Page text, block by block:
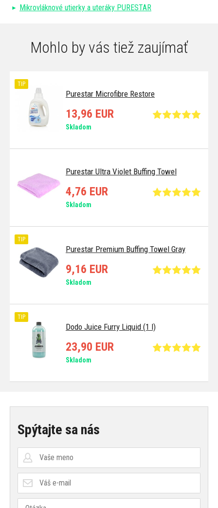
Mikrovláknové utierky a uteráky PURESTAR
Mohlo by vás tiež zaujímať
Purestar Microfibre Restore
TIP
13,96 EUR
Skladom
Purestar Ultra Violet Buffing Towel
4,76 EUR
Skladom
Purestar Premium Buffing Towel Gray
TIP
9,16 EUR
Skladom
Dodo Juice Furry Liquid (1 l)
TIP
23,90 EUR
Skladom
Spýtajte sa nás